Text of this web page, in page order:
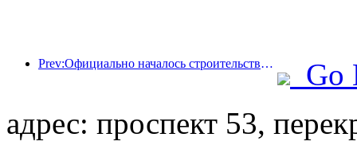
Prev:Официально началось строительство жилого комплекса 'Сиань Цюйцзян Тайпинфан', общая площадь застройки которого составляет 137 000 квадратных метров.
Go
адрес: проспект 53,